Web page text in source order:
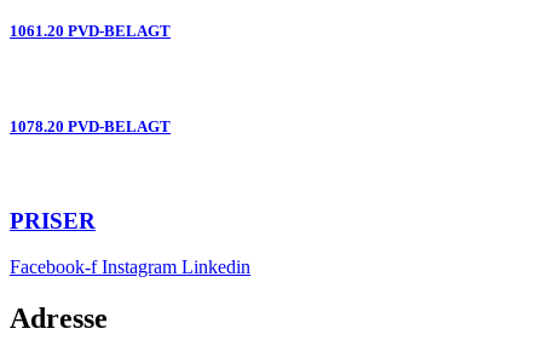
1061.20 PVD-BELAGT
1078.20 PVD-BELAGT
PRISER
Facebook-f Instagram Linkedin
Adresse